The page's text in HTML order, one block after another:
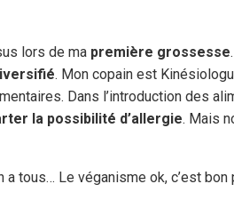
lors de ma première grossesse
. Mon copain est
Dans l’introduction des
la possibilité d’allergie. Mais
a tous… Le véganisme ok, c’est